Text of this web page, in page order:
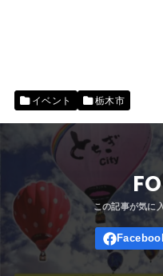
イベント 栃木市